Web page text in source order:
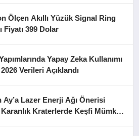
Ölçen Akıllı Yüzük Signal Ring
Fiyatı 399 Dolar
Yapay Zeka Kullanımı
Verileri Açıklandı
Ay’a Lazer Enerji Ağı Önerisi
Kraterlerde Keşfi Mümkün